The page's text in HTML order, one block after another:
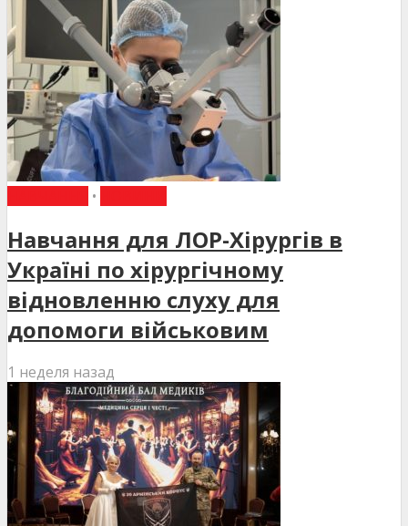
•
Навчання для ЛОР-Хірургів в
Україні по хірургічному
відновленню слуху для
допомоги військовим
1 неделя назад